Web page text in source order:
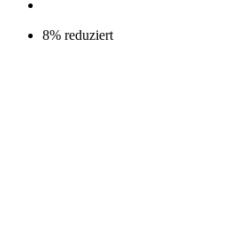
8% reduziert